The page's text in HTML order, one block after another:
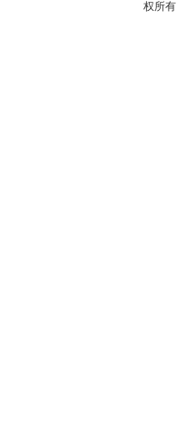
权所